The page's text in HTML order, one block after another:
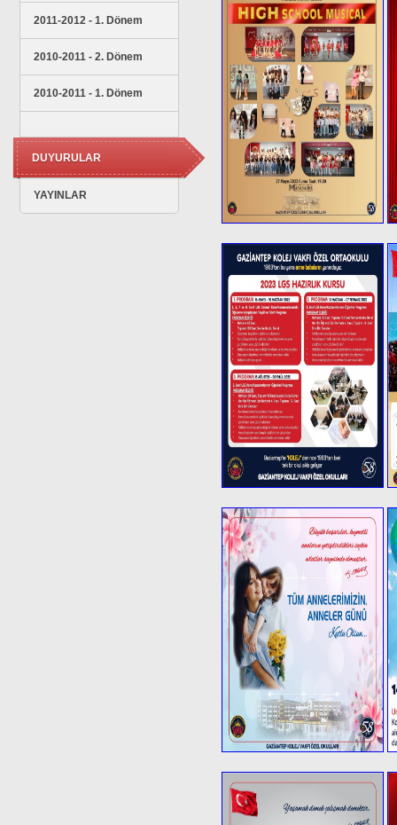
2011-2012 - 1. Dönem
2010-2011 - 2. Dönem
2010-2011 - 1. Dönem
DUYURULAR
YAYINLAR